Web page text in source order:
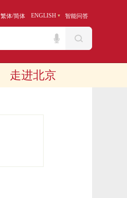
繁体/简体 ENGLISH 智能问答
走进北京